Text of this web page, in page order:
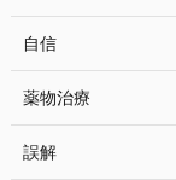
自信
薬物治療
誤解